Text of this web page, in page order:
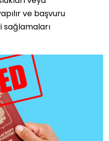
ve başvuru
sağlamaları